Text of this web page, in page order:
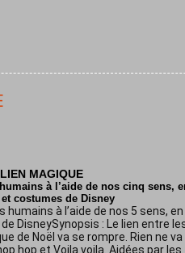
MAGIQUE
à l’aide de nos cinq sens,
costumes de Disney
humains à l’aide de nos 5 sens, en
DisneySynopsis : Le lien entre
de Noël va se rompre. Rien ne va
hop et Voila voila. Aidées par les